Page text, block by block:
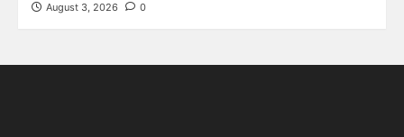
August 3, 2026 0